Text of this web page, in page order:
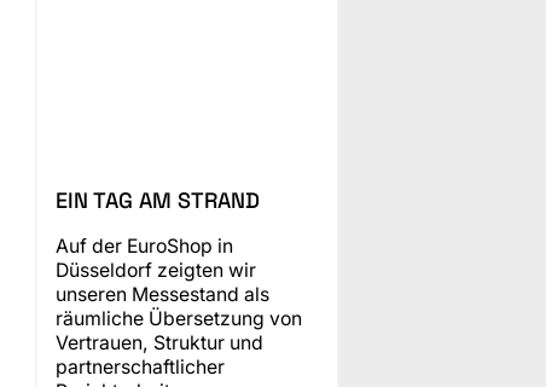
EIN TAG AM STRAND
Auf der EuroShop in
Düsseldorf zeigten wir
unseren Messestand als
räumliche Übersetzung von
Vertrauen, Struktur und
partnerschaftlicher